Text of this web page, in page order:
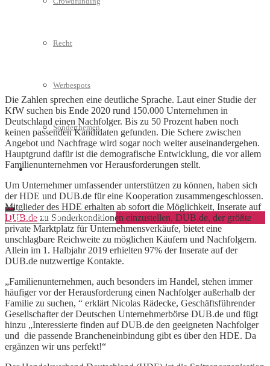
Recht
Werbespots
Sonderthemen
Geschäftskonto eröffnen
Die Zahlen sprechen eine deutliche Sprache. Laut einer Studie der
KfW suchen bis Ende 2020 rund 150.000 Unternehmen in
Deutschland einen Nachfolger. Bis zu 50 Prozent haben noch
keinen passenden Kandidaten gefunden. Die Schere zwischen
Angebot und Nachfrage wird sogar noch weiter auseinandergehen.
Hauptgrund dafür ist die demografische Entwicklung, die vor allem
Familienunternehmen vor Herausforderungen stellt.
Um Unternehmer umfassender unterstützen zu können, haben sich
der HDE und DUB.de für eine Kooperation zusammengeschlossen.
Mitglieder des HDE erhalten ab sofort die Möglichkeit, Inserate auf
DUB.de zu Sonderkonditionen einzustellen. DUB.de, der größte
private Marktplatz für Unternehmensverkäufe, bietet eine
unschlagbare Reichweite zu möglichen Käufern und Nachfolgern.
Allein im 1. Halbjahr 2019 erhielten 97% der Inserate auf der
DUB.de nutzwertige Kontakte.
„Familienunternehmen, auch besonders im Handel, stehen immer
häufiger vor der Herausforderung einen Nachfolger außerhalb der
Familie zu suchen, “ erklärt Nicolas Rädecke, Geschäftsführender
Gesellschafter der Deutschen Unternehmerbörse DUB.de und fügt
hinzu „Interessierte finden auf DUB.de den geeigneten Nachfolger
und die passende Brancheneinbindung gibt es über den HDE. Da
ergänzen wir uns perfekt!“